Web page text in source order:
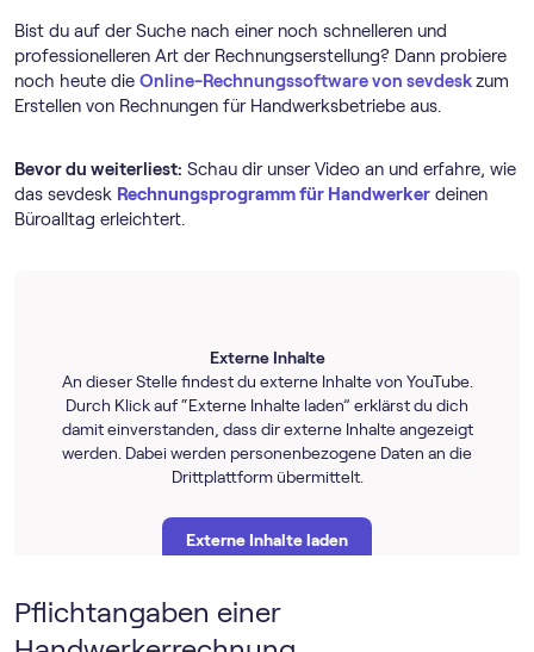
Bist du auf der Suche nach einer noch schnelleren und
professionelleren Art der Rechnungserstellung? Dann probiere
noch heute die Online-Rechnungs­software von sevdeskzum
Erstellen von Rechnungen für Handwerksbetriebe aus.
Bevor du weiterliest: Schau dir unser Video an und erfahre, wie
das sevdesk Rechnungs­programm für Handwerker deinen
Büroalltag erleichtert.
Externe Inhalte
An dieser Stelle findest du externe Inhalte von YouTube.
Durch Klick auf “Externe Inhalte laden” erklärst du dich
damit einverstanden, dass dir externe Inhalte angezeigt
werden. Dabei werden personenbezogene Daten an die
Drittplattform übermittelt.
Externe Inhalte laden
Weitere Informationen findest du in unserer
Datenschutzerklärung
Pflichtangaben einer